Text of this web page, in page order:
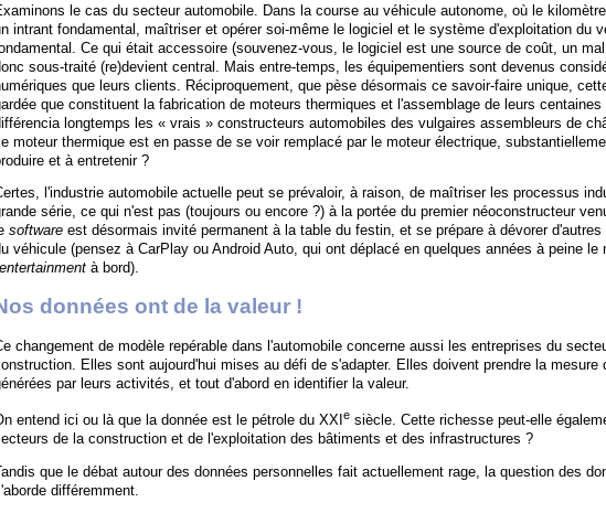
le cas du secteur automobile. Dans la course au véhicule autonome, où le
intrant fondamental, maîtriser et opérer soi-même le logiciel et le système d'exploitation du
Ce qui était accessoire (souvenez-vous, le logiciel est une source de coût, un
sous-traité (re)devient central. Mais entre-temps, les équipementiers sont devenus
que leurs clients. Réciproquement, que pèse désormais ce savoir-faire unique,
que constituent la fabrication de moteurs thermiques et l'assemblage de leurs
longtemps les « vrais » constructeurs automobiles des vulgaires assembleurs de
moteur thermique est en passe de se voir remplacé par le moteur électrique,
et à entretenir ?
l'industrie automobile actuelle peut se prévaloir, à raison, de maîtriser les processus
série, ce qui n'est pas (toujours ou encore ?) à la portée du premier néoconstructeur
software est désormais invité permanent à la table du festin, et se prépare à dévorer
véhicule (pensez à CarPlay ou Android Auto, qui ont déplacé en quelques années à peine le
entertainment à bord).
données ont de la valeur !
changement de modèle repérable dans l'automobile concerne aussi les entreprises du
Elles sont aujourd'hui mises au défi de s'adapter. Elles doivent prendre la mesure
par leurs activités, et tout d'abord en identifier la valeur.
entend ici ou là que la donnée est le pétrole du XXI e siècle. Cette richesse peut-elle
de la construction et de l'exploitation des bâtiments et des infrastructures ?
que le débat autour des données personnelles fait actuellement rage, la question des
différemment.